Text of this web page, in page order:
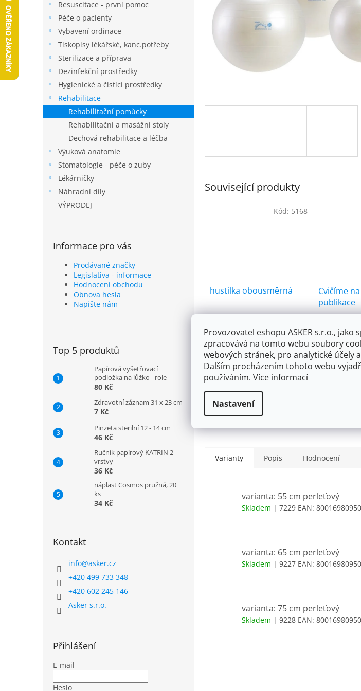
Provozovatel eshopu ASKER s.r.o., jako
zpracovává na tomto webu soubory
webových stránek, pro analytické účely
Dalším procházením tohoto webu
používáním. Více informací
Nastavení
Resuscitace - první pomoc
Péče o pacienty
Vybavení ordinace
Tiskopisy lékářské, kanc.potřeby
Sterilizace a příprava
Dezinfekční prostředky
Hygienické a čistící prostředky
Rehabilitace
Rehabilitační pomůcky
Rehabilitační a masážní stoly
Dechová rehabilitace a léčba
Výuková anatomie
Stomatologie - péče o zuby
Lékárničky
Náhradní díly
VÝPRODEJ
Informace pro vás
Prodávané značky
Legislativa - informace
Hodnocení obchodu
Obnova hesla
Napište nám
Top 5 produktů
Papírová vyšetřovací
podložka na lůžko - role
80 Kč
Zdravotní záznam 31 x 23 cm
7 Kč
Pinzeta sterilní 12 - 14 cm
46 Kč
Ručník papírový KATRIN 2
vrstvy
36 Kč
náplast Cosmos pružná, 20
ks
34 Kč
Kontakt
info@asker.cz
+420 499 733 348
+420 602 245 146
Asker s.r.o.
Přihlášení
E-mail
Heslo
Související produkty
hustilka obousměrná
73 Kč
Do košíku
zaručuje velmi rychlé
nafouknutí. Hustí, i když jde
píst nahoru nebo dolů.
Kód: 5168
Cvičíme
publikace
35 Kč
Do
Varianty Popis Hodnocení
varianta: 55 cm perleťový
Skladem | 7229 EAN:
varianta: 65 cm perleťový
Skladem | 9227 EAN:
varianta: 75 cm perleťový
Skladem | 9228 EAN: